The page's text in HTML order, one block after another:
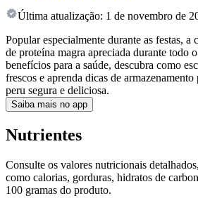
Última atualização: 1 de novembro de
Popular especialmente durante as festas, a
de proteína magra apreciada durante todo
benefícios para a saúde, descubra como
frescos e aprenda dicas de
peru segura e deliciosa.
Saiba mais no app
Nutrientes
Consulte os valores nutricionais
como calorias, gorduras, hidratos de
100 gramas do produto.